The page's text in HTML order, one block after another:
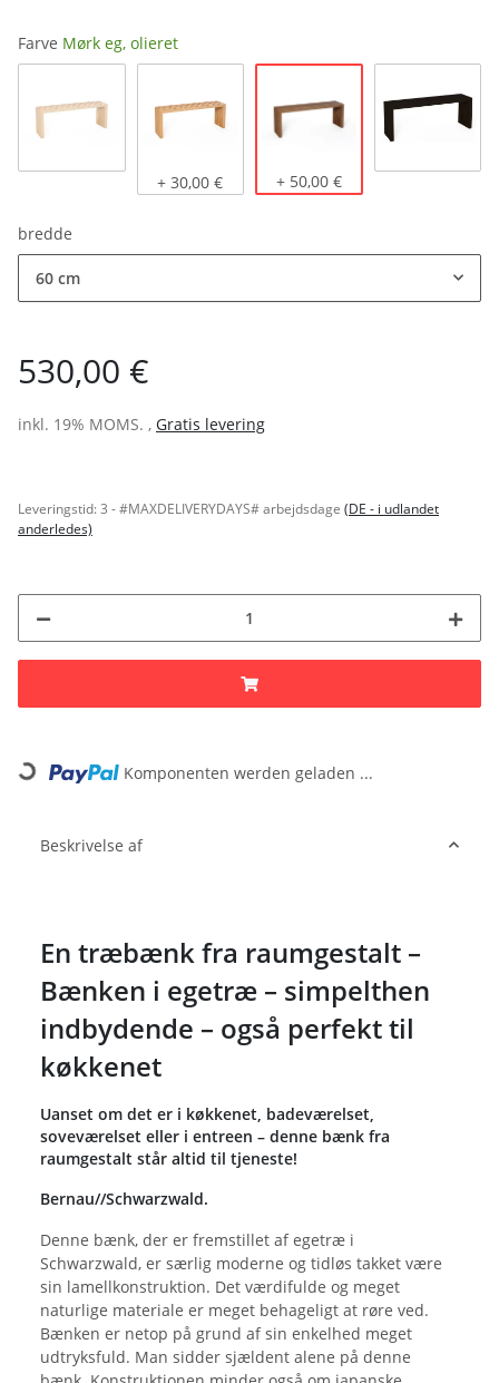
Farve Mørk eg, olieret
Lys eg, olieret
+ 30,00 € Mørk eg, olieret
+ 50,00 €
bredde
60 cm
530,00 €
inkl. 19% MOMS. , Gratis levering
Leveringstid:3 - #MAXDELIVERYDAYS# arbejdsdage (DE - i udlandet
anderledes)
Loading... Komponenten werden geladen ...
Beskrivelse af
En træbænk fra raumgestalt –
Bænken i egetræ – simpelthen
indbydende – også perfekt til
køkkenet
Uanset om det er i køkkenet, badeværelset,
soveværelset eller i entreen – denne bænk fra
raumgestalt står altid til tjeneste!
Bernau//Schwarzwald.
Denne bænk, der er fremstillet af egetræ i
Schwarzwald, er særlig moderne og tidløs takket være
sin lamellkonstruktion. Det værdifulde og meget
naturlige materiale er meget behageligt at røre ved.
Bænken er netop på grund af sin enkelhed meget
udtryksfuld. Man sidder sjældent alene på denne